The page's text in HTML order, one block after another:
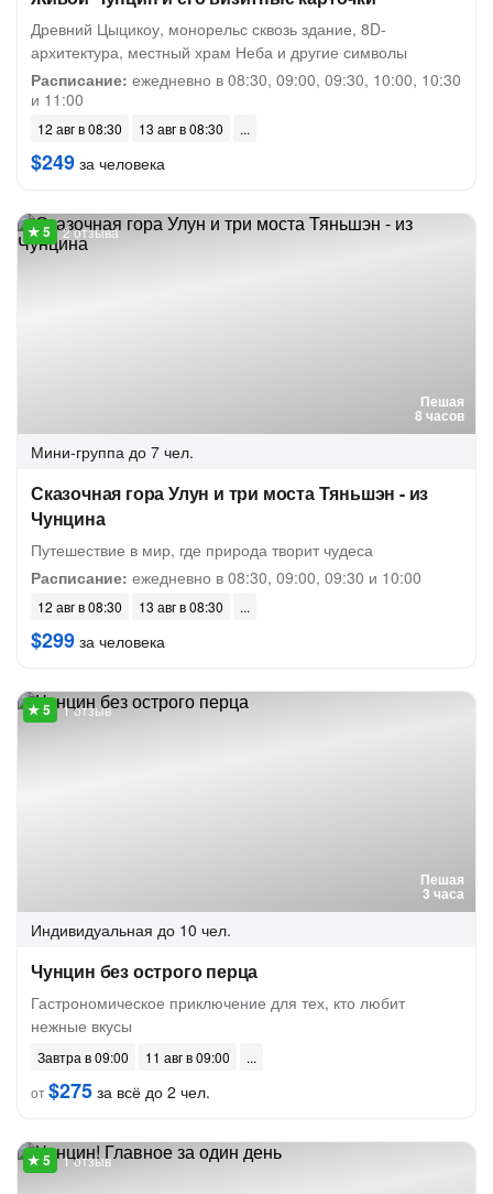
Древний Цыцикоу, монорельс сквозь здание, 8D-
архитектура, местный храм Неба и другие символы
Расписание: ежедневно в 08:30, 09:00, 09:30, 10:00, 10:30
и 11:00
12 авг в 08:30 13 авг в 08:30
$249 за человека
Пешая
8 часов
2 отзыва
Мини-группа до 7 чел.
Сказочная гора Улун и три моста Тяньшэн - из
Чунцина
Путешествие в мир, где природа творит чудеса
Расписание: ежедневно в 08:30, 09:00, 09:30 и 10:00
12 авг в 08:30 13 авг в 08:30
$299 за человека
Пешая
3 часа
1 отзыв
Индивидуальная до 10 чел.
Чунцин без острого перца
Гастрономическое приключение для тех, кто любит
нежные вкусы
Завтра в 09:00
11 авг в 09:00
от$275 за всё до 2 чел.
1 отзыв